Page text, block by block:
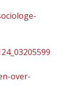
over-